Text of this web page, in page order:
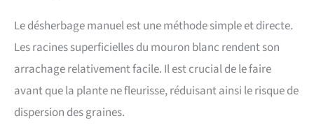
Le désherbage manuel est une méthode simple et directe.
Les racines superficielles du mouron blanc rendent son
arrachage relativement facile. Il est crucial de le faire
avant que la plante ne fleurisse, réduisant ainsi le risque de
dispersion des graines.